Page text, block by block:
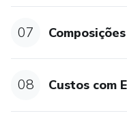
07
08 Custos com